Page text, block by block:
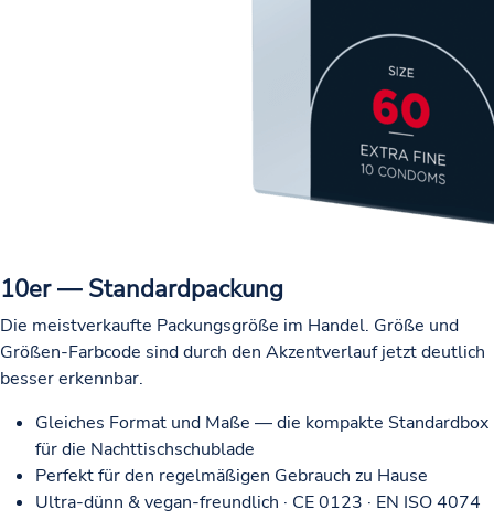
10er — Standardpackung
Die meistverkaufte Packungsgröße im Handel. Größe und
Größen-Farbcode sind durch den Akzentverlauf jetzt deutlich
besser erkennbar.
Gleiches Format und Maße — die kompakte Standardbox
für die Nachttischschublade
Perfekt für den regelmäßigen Gebrauch zu Hause
Ultra-dünn & vegan-freundlich · CE 0123 · EN ISO 4074